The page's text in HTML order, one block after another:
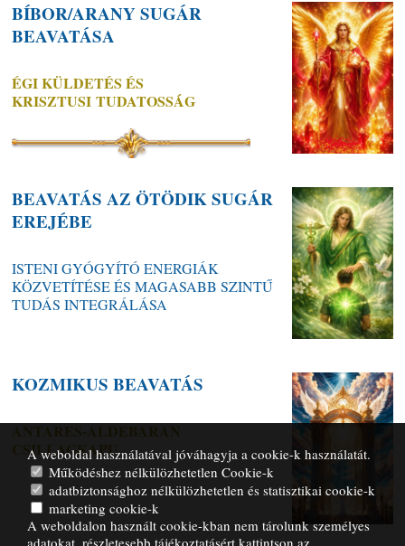
BÍBOR/ARANY SUGÁR
BEAVATÁSA
ÉGI KÜLDETÉS ÉS
KRISZTUSI TUDATOSSÁG
BEAVATÁS AZ ÖTÖDIK SUGÁR
EREJÉBE
ISTENI GYÓGYÍTÓ ENERGIÁK
KÖZVETÍTÉSE ÉS MAGASABB SZINTŰ
TUDÁS INTEGRÁLÁSA
KOZMIKUS BEAVATÁS
CSILLAGKAPU
A weboldal használatával jóváhagyja a cookie-k használatát.
Működéshez nélkülözhetetlen Cookie-k
adatbiztonsághoz nélkülözhetetlen és statisztikai cookie-k
marketing cookie-k
A weboldalon használt cookie-kban nem tárolunk személyes
adatokat, részletesebb tájékoztatásért kattintson az